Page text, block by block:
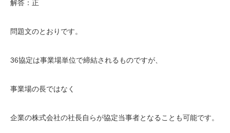
解答：正
問題文のとおりです。
36協定は事業場単位で締結されるものですが、
事業場の長ではなく
企業の株式会社の社長自らが協定当事者となることも可能です。